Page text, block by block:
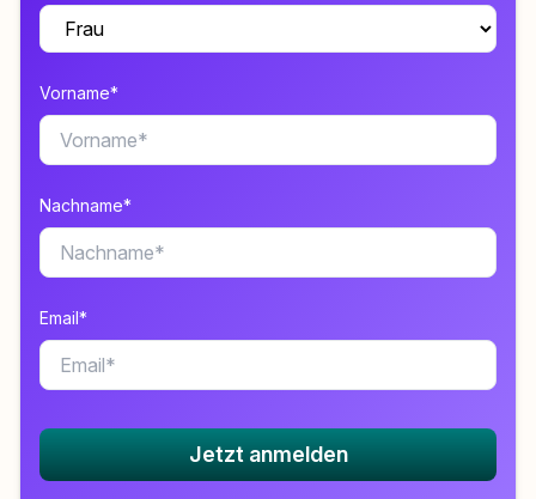
Vorname*
Nachname*
Email*
Jetzt anmelden